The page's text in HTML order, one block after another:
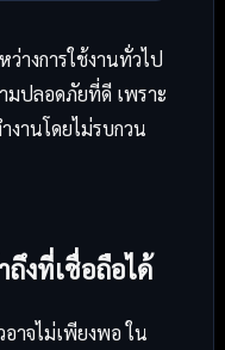
างการใช้งานทั่วไป
มปลอดภัยที่ดี เพราะ
านโดยไม่รบกวน
งที่เชื่อถือได้
าจไม่เพียงพอ ใน